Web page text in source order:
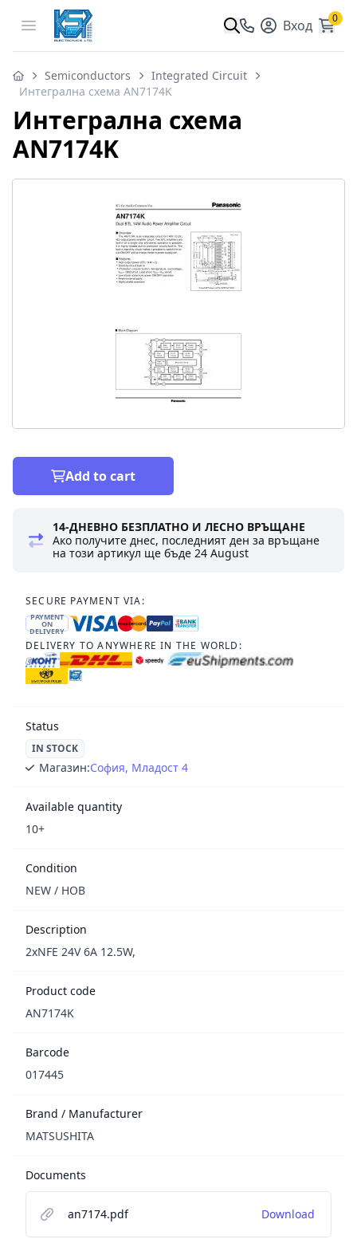
Open menu Вход 0
Semiconductors
Integrated Circuit
Интегрална схема AN7174K
Интегрална схема
AN7174K
Add to cart
14-ДНЕВНО БЕЗПЛАТНО И ЛЕСНО ВРЪЩАНЕ
Ако получите днес, последният ден за връщане
на този артикул ще бъде24 August
SECURE PAYMENT VIA:
PAYMENT
ON
DELIVERY
DELIVERY TO ANYWHERE IN THE WORLD:
Status
IN STOCK
Магазин:София, Младост 4
Available quantity
10+
Condition
NEW / НОВ
Description
2xNFE 24V 6A 12.5W,
Product code
AN7174K
Barcode
017445
Brand / Manufacturer
MATSUSHITA
Documents
an7174.pdf Download